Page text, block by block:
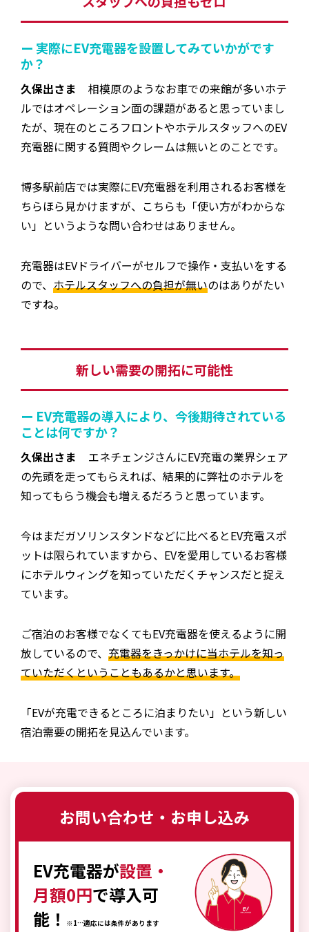
ー 実際にEV充電器を設置してみていかがです
か？
久保出さま
相模原のようなお車での来館が多いホテ
ルではオペレーション面の課題があると思っていまし
たが、現在のところフロントやホテルスタッフへのEV
充電器に関する質問やクレームは無いとのことです。
博多駅前店では実際にEV充電器を利用されるお客様を
ちらほら見かけますが、こちらも「使い方がわからな
い」というような問い合わせはありません。
充電器はEVドライバーがセルフで操作・支払いをする
ので、 ホテルスタッフへの負担が無いのはありがたい
ですね。
新しい需要の開拓に可能性
ー EV充電器の導入により、今後期待されている
ことは何ですか？
久保出さま
エネチェンジさんにEV充電の業界シェア
の先頭を走ってもらえれば、結果的に弊社のホテルを
知ってもらう機会も増えるだろうと思っています。
今はまだガソリンスタンドなどに比べるとEV充電スポ
ットは限られていますから、EVを愛用しているお客様
にホテルウィングを知っていただくチャンスだと捉え
ています。
ご宿泊のお客様でなくてもEV充電器を使えるように開
放しているので、 充電器をきっかけに当ホテルを知っ
ていただくということもあるかと思います。
「EVが充電できるところに泊まりたい」という新しい
宿泊需要の開拓を見込んでいます。
お問い合わせ・お申し込み
EV充電器が設置・
月額0円で導入可
能！
※1…適応には条件があります